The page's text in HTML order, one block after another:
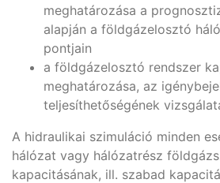
meghatározása a
alapján a földgázelosztó
pontjain
a földgázelosztó rendszer
meghatározása, az
teljesíthetőségének
A hidraulikai szimuláció minden
hálózat vagy hálózatrész
kapacitásának, ill. szabad